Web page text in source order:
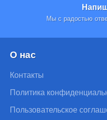
Мы с радостью
О нас
Контакты
Политика
Пользовательское